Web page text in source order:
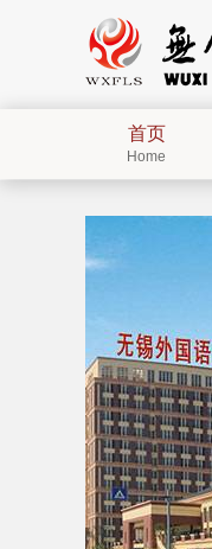
首页
Home